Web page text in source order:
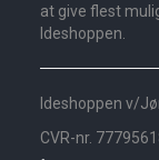
at give flest
Ideshoppen.
Ideshoppen v/
CVR-nr.